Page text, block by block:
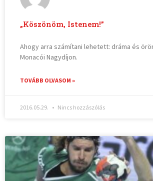
„Köszönöm, Istenem!”
Ahogy arra számítani lehetett: dráma és
Monacói Nagydíjon.
TOVÁBB OLVASOM »
2016.05.29. Nincs hozzászólás